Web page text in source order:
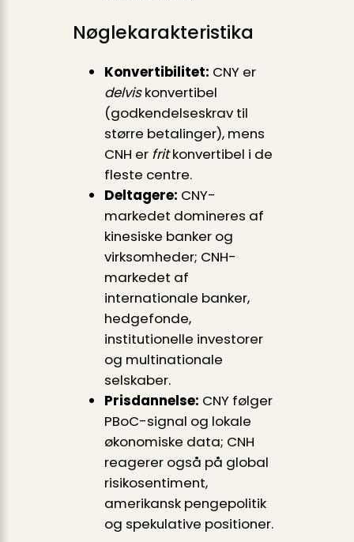
Nøglekarakteristika
Konvertibilitet: CNY er
delviskonvertibel
(godkendelseskrav til
større betalinger), mens
CNH er fritkonvertibel i de
fleste centre.
Deltagere: CNY-
markedet domineres af
kinesiske banker og
virksomheder; CNH-
markedet af
internationale banker,
hedgefonde,
institutionelle investorer
og multinationale
selskaber.
Prisdannelse: CNY følger
PBoC-signal og lokale
økonomiske data; CNH
reagerer også på global
risikosentiment,
amerikansk pengepolitik
og spekulative positioner.